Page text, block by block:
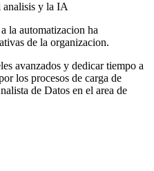
analisis y la IA
la automatizacion ha
de la organizacion.
avanzados y dedicar tiempo a
los procesos de carga de
de Datos en el area de